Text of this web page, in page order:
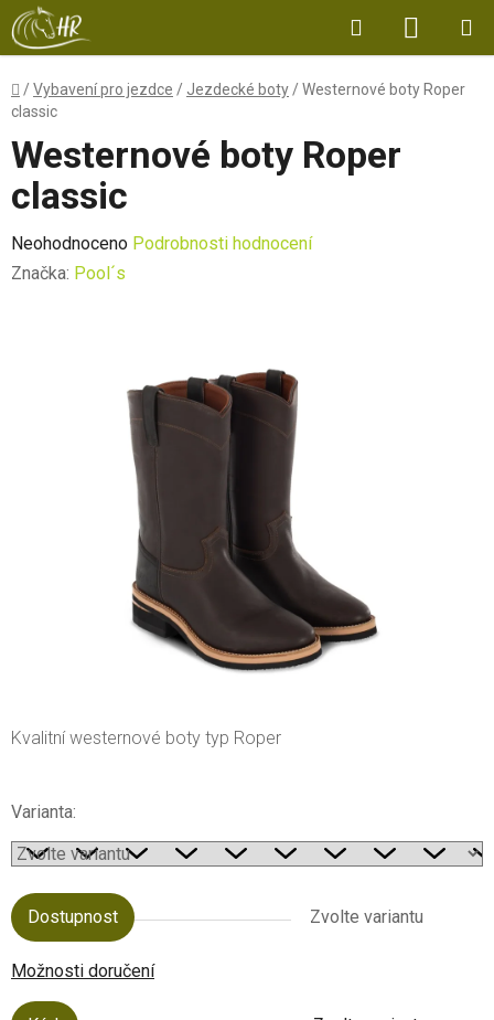
Přejít
na
obsah
Hledat
KOŠÍK
Domů
/Vybavení pro jezdce / Jezdecké boty /Westernové boty Roper
classic
Kvalitní westernové boty typ Roper
Varianta:
Dostupnost Zvolte variantu
Možnosti doručení
Westernové boty Roper
classic
Průměrné
hodnocení
Neohodnoceno Podrobnosti hodnocení
Značka: Pool´s